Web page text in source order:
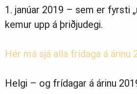
1. janúar 2019 – sem er fyrsti
kemur upp á þriðjudegi.
Hér má sjá alla frídaga á árinu
Helgi – og frídagar á árinu